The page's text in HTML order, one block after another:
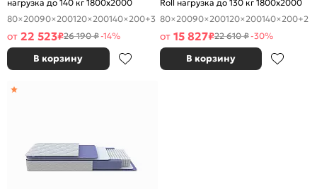
нагрузка до 140 кг 1800x2000
80×20090×200120×200140×200+3
от 22 523₽26 190 ₽-14%
В корзину
Roll нагрузка до 130 кг 1800x2000
80×20090×200120×200140×200+2
от 15 827₽22 610 ₽-30%
В корзину